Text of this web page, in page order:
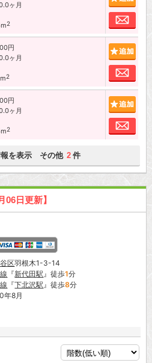
ヶ月
2
お
円
ヶ月
2
お
円
ヶ月
2
お
報を表示 その他 2 件
06日更新】
区羽根木1-3-14
『新代田駅』徒歩1分
『下北沢駅』徒歩8分
年8月